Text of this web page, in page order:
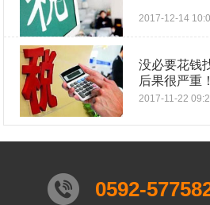
2017-12-14
没必要花钱
后果很严重！
2017-11-22
0592-